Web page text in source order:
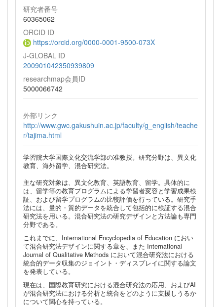
研究者番号
60365062
ORCID ID
https://orcid.org/0000-0001-9500-073X
J-GLOBAL ID
200901042350939809
researchmap会員ID
5000066742
外部リンク
http://www.gwc.gakushuin.ac.jp/faculty/g_english/teache
r/tajima.html
学習院大学国際文化交流学部の准教授。研究分野は、異文化
教育、海外留学、混合研究法。
主な研究対象は、異文化教育、英語教育、留学。具体的に
は、留学等の教育プログラムによる学習者変容と学習成果検
証、および留学プログラムの比較評価を行っている。研究手
法には、量的・質的データを統合して包括的に検証する混合
研究法を用いる。混合研究法の研究デザインと方法論も専門
分野である。
これまでに、International Encyclopedia of Education におい
て混合研究法デザインに関する章を、また International
Journal of Qualitative Methods において混合研究法における
統合的データ収集のジョイント・ディスプレイに関する論文
を発表している。
現在は、国際教育研究における混合研究法の応用、およびAI
が混合研究法における分析と統合をどのように支援しうるか
について関心を持っている。